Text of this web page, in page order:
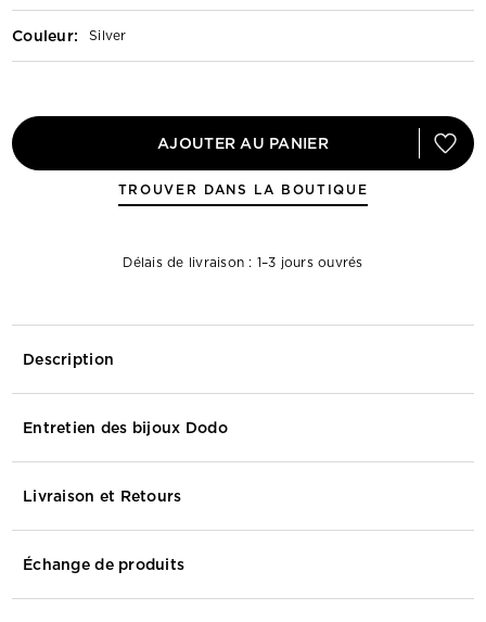
Couleur: Silver
AJOUTER AU PANIER
TROUVER DANS LA BOUTIQUE
Délais de livraison : 1–3 jours ouvrés
Description
Entretien des bijoux Dodo
Livraison et Retours
Échange de produits